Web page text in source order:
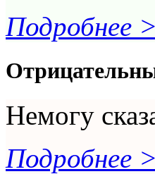
Подробнее
Немогу
Подробнее